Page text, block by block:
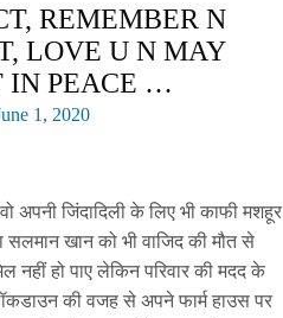
REMEMBER N
LOVE U N MAY
IN PEACE …
1, 2020
जिंदादिली के लिए भी काफी मशहूर
खान को भी वाजिद की मौत से
नहीं हो पाए लेकिन परिवार की मदद के
की वजह से अपने फार्म हाउस पर